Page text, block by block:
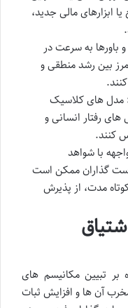
ابزارهای مالی جدید،
باورها به سرعت در
بین رشد منطقی و
مدل های کلاسیک
رفتار انسانی و
کنند.
با شواهد
گذاران ممکن است
مدت، از پذیرش
بر تبیین مکانیسم های
آن ها و افزایش ثبات